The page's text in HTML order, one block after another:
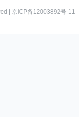
| 京ICP备12003892号-11